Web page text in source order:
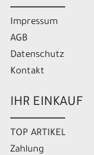
Impressum
AGB
Datenschutz
Kontakt
IHR EINKAUF
TOP ARTIKEL
Zahlung